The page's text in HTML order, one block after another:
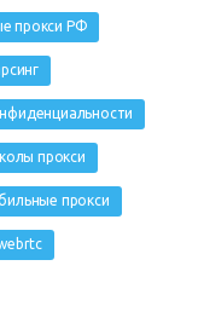
прокси РФ
прокси
прокси